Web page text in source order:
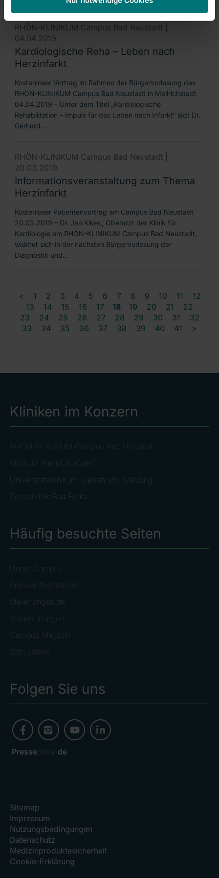
RHÖN-KLINIKUM Campus Bad Neustadt |
04.04.2019
Kardiologische Reha – Leben nach
Herzinfarkt
Kostenloser Vortrag im Rahmen der Bürgervorlesung des
RHÖN-KLINIKUM Campus Bad Neustadt in Mellrichstadt
04.04.2019 – Unter dem Titel „Kardiologische
Rehabilitation – Impuls für das Leben nach Infarkt“ lädt Dr.
Gerhard…
RHÖN-KLINIKUM Campus Bad Neustadt |
20.03.2019
Informationsveranstaltung zum Thema
Herzinfarkt
Kostenloser Patientenvortrag am Campus Bad Neustadt
20.03.2019 – Dr. Jan Kikec, Oberarzt der Klinik für
Kardiologie am RHÖN-KLINIKUM Campus Bad Neustadt,
widmet sich in der nächsten Bürgervorlesung der
Diagnostik und…
< 1 2 3 4 5 6 7 8 9 10 11
12
13
14 15 16 17 18 19 20 21
22
23
24 25 26 27 28 29 30 31
32
33
34 35 36 37 38 39 40 41 >
Kliniken im Konzern
RHÖN-KLINIKUM Campus Bad Neustadt
Klinikum Frankfurt (Oder)
Universitätsklinikum Gießen und Marburg
Zentralklinik Bad Berka
Häufig besuchte Seiten
Unser Campus
Presseinformationen
Stellenangebote
Veranstaltungen
Campus Magazin
Babygalerie
Folgen Sie uns
Presseportal. de
Sitemap
Impressum
Nutzungsbedingungen
Datenschutz
Medizinproduktesicherheit
Cookie-Erklärung